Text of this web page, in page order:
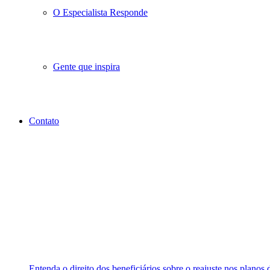
O Especialista Responde
Gente que inspira
Contato